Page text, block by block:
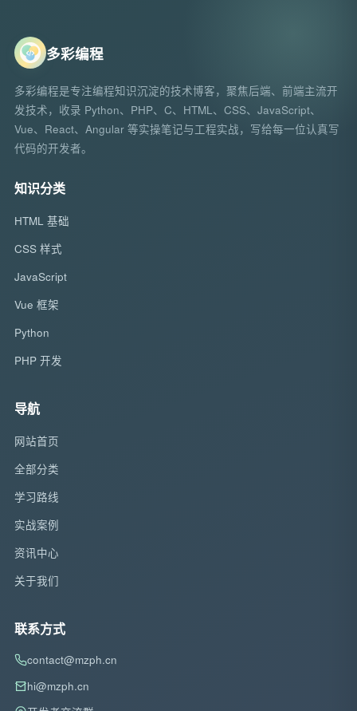
多彩编程
多彩编程是专注编程知识沉淀的技术博客，聚焦后端、前端主流开
发技术，收录 Python、PHP、C、HTML、CSS、JavaScript、
Vue、React、Angular 等实操笔记与工程实战，写给每一位认真写
代码的开发者。
知识分类
HTML 基础
CSS 样式
JavaScript
Vue 框架
Python
PHP 开发
导航
网站首页
全部分类
学习路线
实战案例
资讯中心
关于我们
联系方式
contact@mzph.cn
hi@mzph.cn